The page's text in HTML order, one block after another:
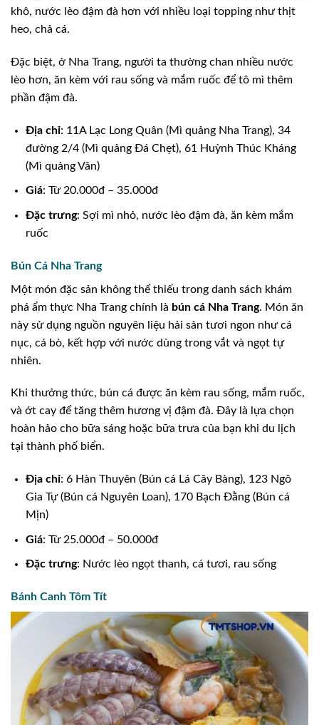
khô, nước lèo đậm đà hơn với nhiều loại topping như thịt
heo, chả cá.
Đặc biệt, ở Nha Trang, người ta thường chan nhiều nước
lèo hơn, ăn kèm với rau sống và mắm ruốc để tô mì thêm
phần đậm đà.
Địa chỉ: 11A Lạc Long Quân (Mì quảng Nha Trang), 34
đường 2/4 (Mì quảng Đá Chẹt), 61 Huỳnh Thúc Kháng
(Mì quảng Vân)
Giá: Từ 20.000đ – 35.000đ
Đặc trưng: Sợi mì nhỏ, nước lèo đậm đà, ăn kèm mắm
ruốc
Bún Cá Nha Trang
Một món đặc sản không thể thiếu trong danh sách khám
phá ẩm thực Nha Trang chính là bún cá Nha Trang. Món ăn
này sử dụng nguồn nguyên liệu hải sản tươi ngon như cá
nục, cá bò, kết hợp với nước dùng trong vắt và ngọt tự
nhiên.
Khi thưởng thức, bún cá được ăn kèm rau sống, mắm ruốc,
và ớt cay để tăng thêm hương vị đậm đà. Đây là lựa chọn
hoàn hảo cho bữa sáng hoặc bữa trưa của bạn khi du lịch
tại thành phố biển.
Địa chỉ: 6 Hàn Thuyên (Bún cá Lá Cây Bàng), 123 Ngô
Gia Tự (Bún cá Nguyên Loan), 170 Bạch Đằng (Bún cá
Mịn)
Giá: Từ 25.000đ – 50.000đ
Đặc trưng: Nước lèo ngọt thanh, cá tươi, rau sống
Bánh Canh Tôm Tít